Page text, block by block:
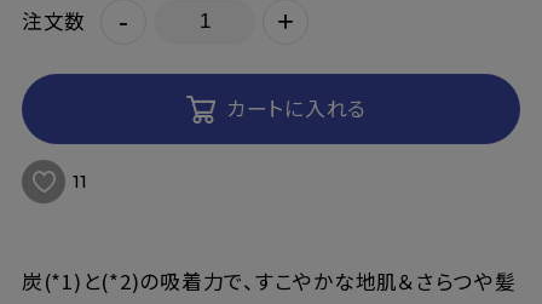
注文数 - +
カートに入れる
11
炭(*1)と(*2)の吸着力で、すこやかな地肌＆さらつや髪